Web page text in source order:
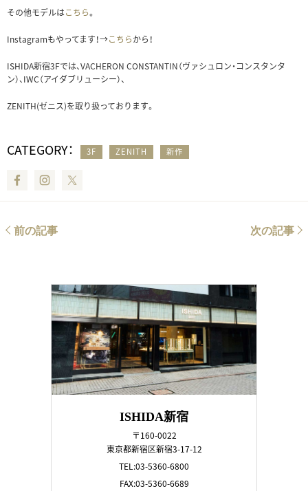
その他モデルはこちら。
Instagramもやってます！→こちらから！
ISHIDA新宿3Fでは、VACHERON CONSTANTIN（ヴァシュロン・コンスタンタ
ン）、IWC（アイダブリューシー）、
ZENITH(ゼニス)を取り扱っております。
CATEGORY： 3F ZENITH 新作
FacebookInstagram
前の記事 次の記事
ISHIDA新宿
〒160-0022
東京都新宿区新宿3-17-12
TEL:03-5360-6800
FAX:03-5360-6689